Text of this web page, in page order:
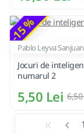
-15 %
Pablo Leyva Sanjuan
Jocuri de
numarul 2
5,50 Lei
1